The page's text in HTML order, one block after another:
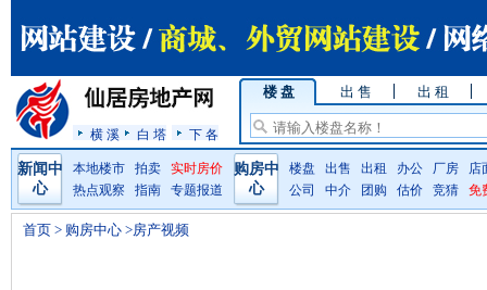
横 溪 白 塔 下 各
楼 盘 出 售 出 租
新闻中
心
本地楼市 拍卖
实时房价
热点观察
指南 专题报道
购房中
心
楼盘 出售 出租 办公 厂房
店
公司
中介 团购 估价 竞猜 免
首页 > 购房中心 >房产视频